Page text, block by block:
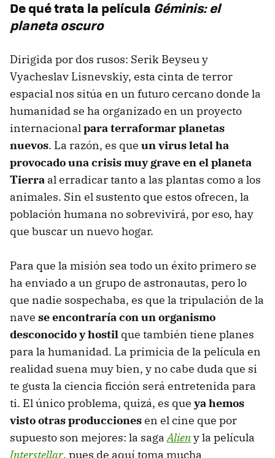
De qué trata la película Géminis: el
planeta oscuro
Dirigida por dos rusos: Serik Beyseu y
Vyacheslav Lisnevskiy, esta cinta de terror
espacial nos sitúa en un futuro cercano donde la
humanidad se ha organizado en un proyecto
internacionalpara terraformar planetas
nuevos. La razón, es que un virus letal ha
provocado una crisis muy grave en el planeta
Tierra al erradicar tanto a las plantas como a los
animales. Sin el sustento que estos ofrecen, la
población humana no sobrevivirá, por eso, hay
que buscar un nuevo hogar.
Para que la misión sea todo un éxito primero se
ha enviado a un grupo de astronautas, pero lo
que nadie sospechaba, es que la tripulación de la
nave se encontraría con un organismo
desconocido y hostil que también tiene planes
para la humanidad. La primicia de la película en
realidad suena muy bien, y no cabe duda que si
te gusta la ciencia ficción será entretenida para
ti. El único problema, quizá, es que ya hemos
visto otras produccionesen el cine que por
supuesto son mejores: la sagaAlieny la película
Interstellar, pues de aquí toma mucha